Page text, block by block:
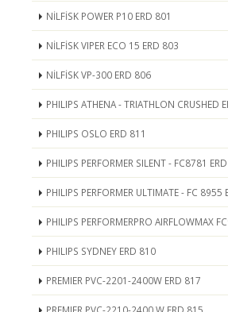
NİLFİSK POWER P10 ERD 801
NİLFİSK VIPER ECO 15 ERD 803
NİLFİSK VP-300 ERD 806
PHILIPS ATHENA - TRIATHLON CRUSHED
PHILIPS OSLO ERD 811
PHILIPS PERFORMER SILENT - FC8781
PHILIPS PERFORMER ULTIMATE - FC 8955
PHILIPS PERFORMERPRO AIRFLOWMAX
PHILIPS SYDNEY ERD 810
PREMIER PVC-2201-2400W ERD 817